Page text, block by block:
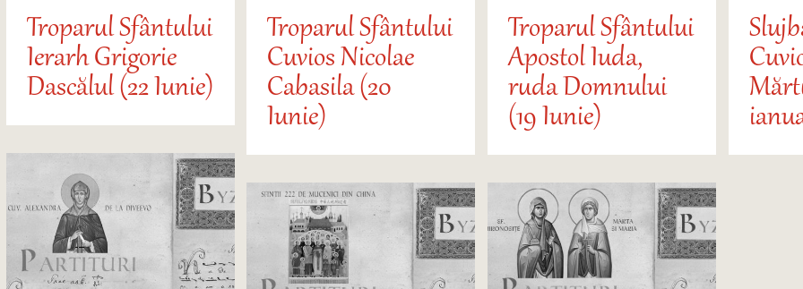
Troparul Sfântului
Ierarh Grigorie
Dascălul (22 Iunie)
Troparul Sfântului
Cuvios Nicolae
Cabasila (20
Iunie)
Troparul Sfântului
Apostol Iuda,
ruda Domnului
(19 Iunie)